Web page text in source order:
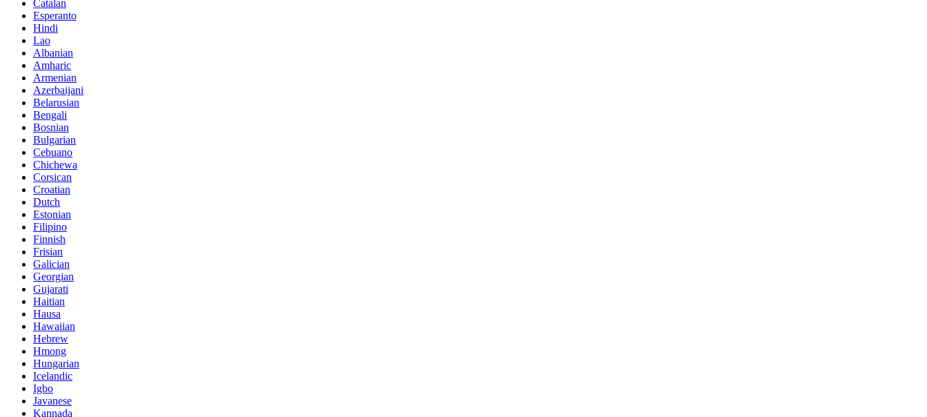
Catalan
Esperanto
Hindi
Lao
Albanian
Amharic
Armenian
Azerbaijani
Belarusian
Bengali
Bosnian
Bulgarian
Cebuano
Chichewa
Corsican
Croatian
Dutch
Estonian
Filipino
Finnish
Frisian
Galician
Georgian
Gujarati
Haitian
Hausa
Hawaiian
Hebrew
Hmong
Hungarian
Icelandic
Igbo
Javanese
Kannada